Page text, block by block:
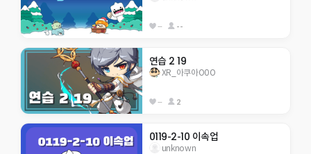
-- --
연습 2 19
XR_아쿠아O0O
-- 2
0119-2-10 이속업
unknown